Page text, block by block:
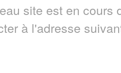
site est en cours
à l'adresse